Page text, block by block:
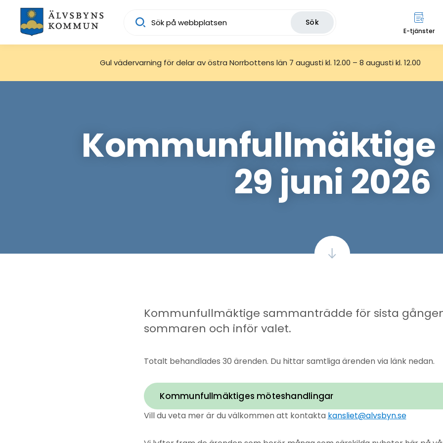
Sök
E-tjänster
Gul vädervarning för delar av östra Norrbottens län 7 augusti kl. 12.00 – 8 augusti kl. 12.00
29 juni 2026
Kommunfullmäktige sammanträdde för sista
sommaren och inför valet.
Totalt behandlades 30 ärenden. Du hittar samtliga ärenden via länk nedan.
Kommunfullmäktiges möteshandlingar
Vill du veta mer är du välkommen att kontakta kansliet@alvsbyn.se